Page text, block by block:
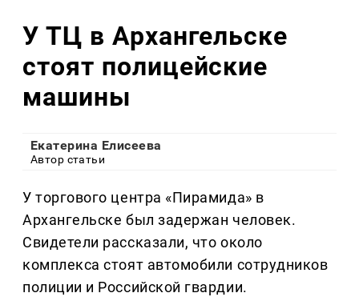
У ТЦ в Архангельске
стоят полицейские
машины
Екатерина Елисеева
Автор статьи
У торгового центра «Пирамида» в
Архангельске был задержан человек.
Свидетели рассказали, что около
комплекса стоят автомобили сотрудников
полиции и Российской гвардии.